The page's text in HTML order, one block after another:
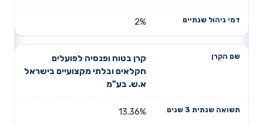
2%
קרן בטוח ופנסיה לפועלים
חקלאים ובלתי מקצועיים בישראל
א.ש. בע"מ
13.36%